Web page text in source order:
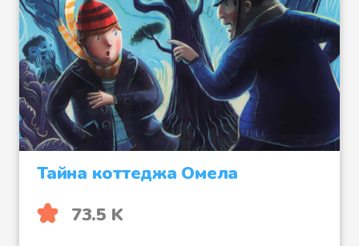
Тайна коттеджа Омела
73.5 K